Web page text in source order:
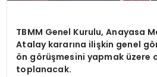
TBMM Genel Kurulu, Anayasa
Atalay kararına ilişkin genel
ön görüşmesini yapmak üzere
toplanacak.